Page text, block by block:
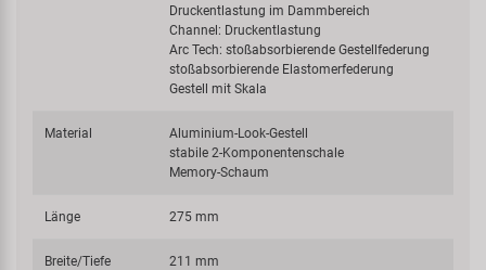
Druckentlastung im Dammbereich
Channel: Druckentlastung
Arc Tech: stoßabsorbierende Gestellfederung
stoßabsorbierende Elastomerfederung
Gestell mit Skala
Material
Aluminium-Look-Gestell
stabile 2-Komponentenschale
Memory-Schaum
Länge 275 mm
Breite/Tiefe 211 mm